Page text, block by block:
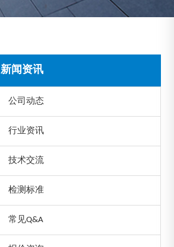
新闻资讯
公司动态
行业资讯
技术交流
检测标准
常见Q&A